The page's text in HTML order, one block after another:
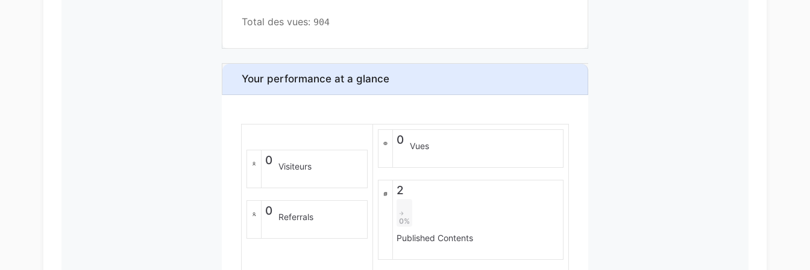
Total des vues: 904
Your performance at a glance
0 Visiteurs
0 Referrals
0 Vues
2
0%
Published Contents